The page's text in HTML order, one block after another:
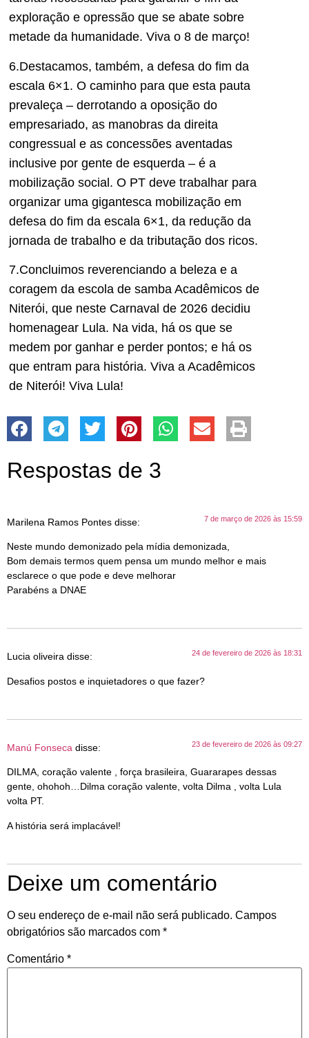
exploração e opressão que se abate sobre
metade da humanidade. Viva o 8 de março!
6.Destacamos, também, a defesa do fim da
escala 6×1. O caminho para que esta pauta
prevaleça – derrotando a oposição do
empresariado, as manobras da direita
congressual e as concessões aventadas
inclusive por gente de esquerda – é a
mobilização social. O PT deve trabalhar para
organizar uma gigantesca mobilização em
defesa do fim da escala 6×1, da redução da
jornada de trabalho e da tributação dos ricos.
7.Concluimos reverenciando a beleza e a
coragem da escola de samba Acadêmicos de
Niterói, que neste Carnaval de 2026 decidiu
homenagear Lula. Na vida, há os que se
medem por ganhar e perder pontos; e há os
que entram para história. Viva a Acadêmicos
de Niterói! Viva Lula!
Respostas de 3
Marilena Ramos Pontes disse: 7 de março de 2026 às 15:59
Neste mundo demonizado pela mídia demonizada,
Bom demais termos quem pensa um mundo melhor e mais
esclarece o que pode e deve melhorar
Parabéns a DNAE
Lucia oliveira disse: 24 de fevereiro de 2026 às 18:31
Desafios postos e inquietadores o que fazer?
Manú Fonseca disse: 23 de fevereiro de 2026 às 09:27
DILMA, coração valente , força brasileira, Guararapes dessas
gente, ohohoh…Dilma coração valente, volta Dilma , volta Lula
volta PT.
A história será implacável!
Deixe um comentário
O seu endereço de e-mail não será publicado. Campos
obrigatórios são marcados com *
Comentário *